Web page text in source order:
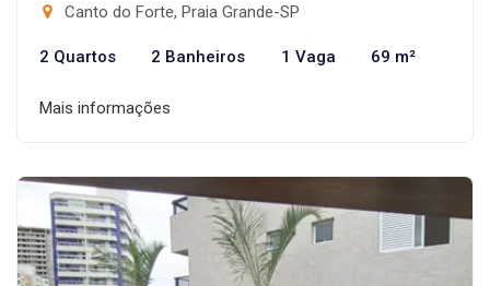
Canto do Forte, Praia Grande-SP
2 Quartos 2 Banheiros 1 Vaga 69 m²
Mais informações